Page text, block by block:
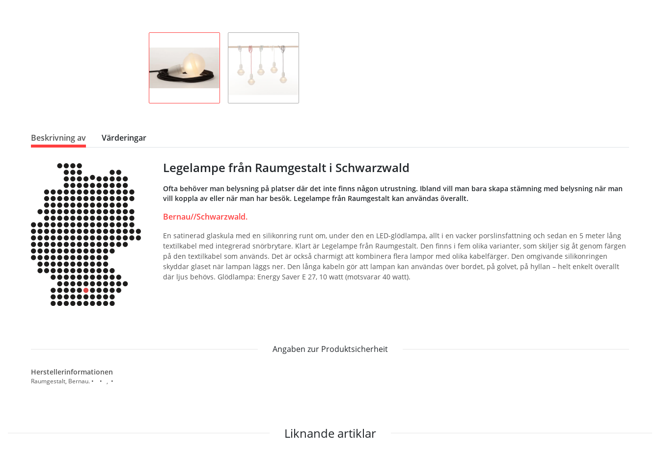
Beskrivning av Värderingar
Legelampe från Raumgestalt i Schwarzwald
Ofta behöver man belysning på platser där det inte finns någon utrustning. Ibland vill man bara skapa stämning med belysning när man
vill koppla av eller när man har besök. Legelampe från Raumgestalt kan användas överallt.
Bernau//Schwarzwald.
En satinerad glaskula med en silikonring runt om, under den en LED-glödlampa, allt i en vacker porslinsfattning och sedan en 5 meter lång
textilkabel med integrerad snörbrytare. Klart är Legelampe från Raumgestalt. Den finns i fem olika varianter, som skiljer sig åt genom färgen
på den textilkabel som används. Det är också charmigt att kombinera flera lampor med olika kabelfärger. Den omgivande silikonringen
skyddar glaset när lampan läggs ner. Den långa kabeln gör att lampan kan användas över bordet, på golvet, på hyllan – helt enkelt överallt
där ljus behövs. Glödlampa: Energy Saver E 27, 10 watt (motsvarar 40 watt).
Angaben zur Produktsicherheit
Herstellerinformationen
Raumgestalt, Bernau. • • , •
Liknande artiklar